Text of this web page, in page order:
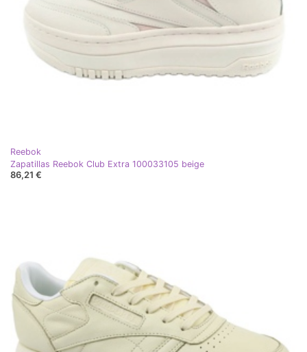
Reebok
Zapatillas Reebok Club Extra 100033105 beige
86,21 €